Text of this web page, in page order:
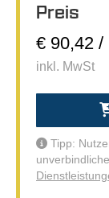
Preis
€ 90,42 /
inkl. MwSt
Tipp: